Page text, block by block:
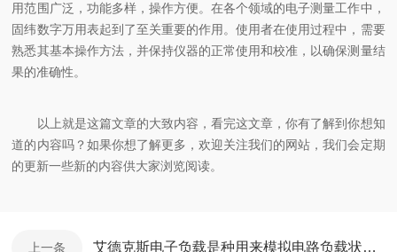
用范围广泛，功能多样，操作方便。在各个领域的电子测量工作中，
固纬数字万用表起到了至关重要的作用。使用者在使用过程中，需要
熟悉其基本操作方法，并保持仪器的正常使用和校准，以确保测量结
果的准确性。
以上就是这篇文章的大致内容，看完这文章，你有了解到你想知
道的内容吗？如果你想了解更多，欢迎关注我们的网站，我们会定期
的更新一些新的内容供大家浏览阅读。
上一条 艾德克斯电子负载是种用来模拟电路负载状态的电子设备